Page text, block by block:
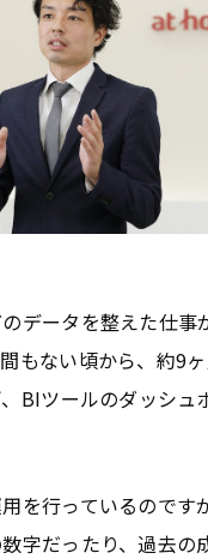
データを整えた仕事
もない頃から、約9
BIツールのダッシュ
を行っているのです
字だったり、過去の